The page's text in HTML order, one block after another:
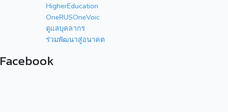
HigherEducation
OneRUSOneVoic
ดูแลบุคลากร
ร่วมพัฒนาสู่อนาคต
Facebook